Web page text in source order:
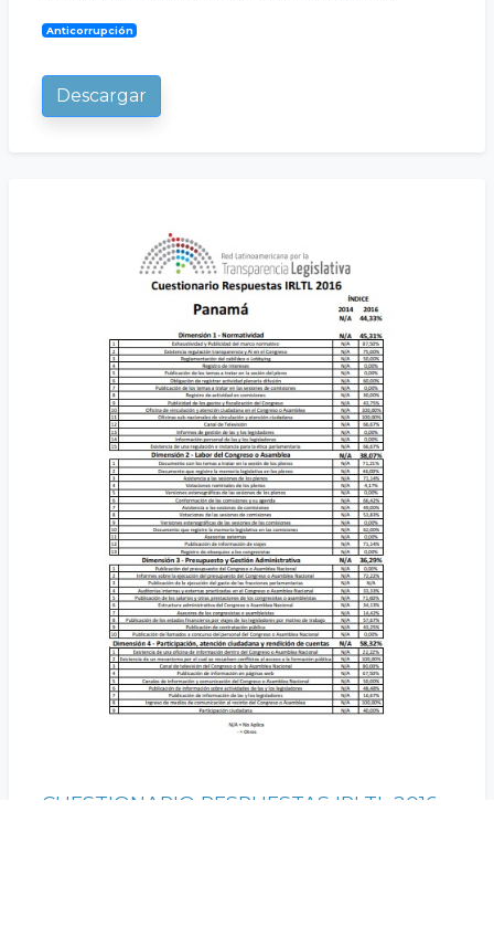
Anticorrupción
Descargar
CUESTIONARIO RESPUESTAS IRLTL 2016